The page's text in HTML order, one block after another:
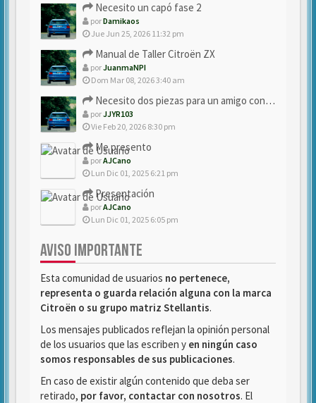
Necesito un capó fase 2
porDamikaos
Jue Jun 25, 2026 11:32 pm
Manual de Taller Citroën ZX
porJuanmaNPI
Dom Mar 08, 2026 3:40 am
Necesito dos piezas para un amigo con ZX.
porJJYR103
Vie Feb 20, 2026 8:30 pm
Me presento
porAJCano
Lun Dic 01, 2025 6:21 pm
Presentación
porAJCano
Lun Dic 01, 2025 6:05 pm
AVISO IMPORTANTE
Esta comunidad de usuarios no pertenece,
representa o guarda relación alguna con la marca
Citroën o su grupo matriz Stellantis.
Los mensajes publicados reflejan la opinión personal
de los usuarios que las escriben y en ningún caso
somos responsables de sus publicaciones.
En caso de existir algún contenido que deba ser
retirado, por favor, contactar con nosotros. El